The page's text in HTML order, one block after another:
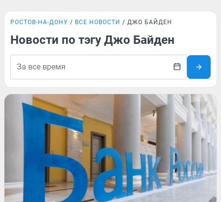
РОСТОВ-НА-ДОНУ ВСЕ НОВОСТИ ДЖО БАЙДЕН
Новости по тэгу Джо Байден